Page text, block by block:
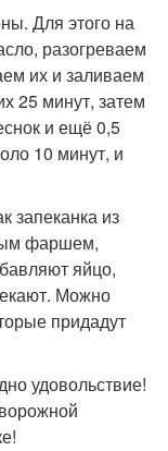
Для этого на
разогреваем
их и заливаем
25 минут, затем
и ещё 0,5
10 минут, и
запеканка из
фаршем,
яйцо,
Можно
придадут
удовольствие!